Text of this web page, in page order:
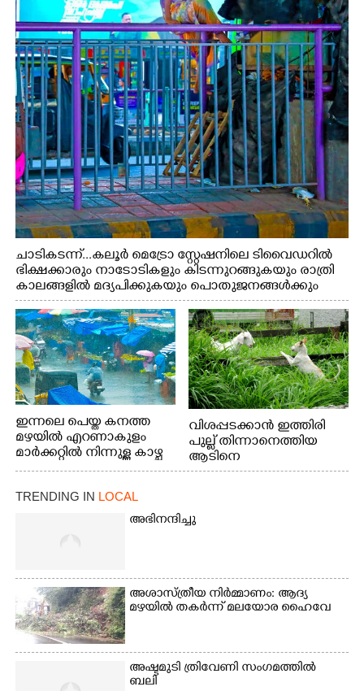
ചാടികടന്ന്...കലൂർ മെട്രോ സ്റ്റേഷനിലെ ടിവൈഡറിൽ
ഭിക്ഷക്കാരും നാടോടികളും കിടന്നുറങ്ങുകയും രാത്രി
കാലങ്ങളിൽ മദ്യപിക്കുകയും പൊതുജനങ്ങൾക്കും
വാഹനത്തിൽ പോകുന്നവർക്കും ബുദ്ധിമുട്ട് ഉണ്ടായ
സാഹചര്യത്തിൽ അധികാരികൾ കമ്പി കൊണ്ട് മറച്ച
വേലി ചാടികടക്കുന്ന നാടോടി സ്ത്രീ
ഇന്നലെ പെയ്ത കനത്ത
മഴയിൽ എറണാകുളം
മാർക്കറ്റിൽ നിന്നുള്ള കാഴ്ച
വിശപ്പടക്കാൻ ഇത്തിരി
പുല്ല് തിന്നാനെത്തിയ
ആടിനെ
ആക്രമിക്കാനൊരുങ്ങുന്ന
വാത്തുരുത്തിയിൽ
TRENDING IN LOCAL
അഭിനന്ദിച്ചു
അശാസ്ത്രീയ നിർമ്മാണം: ആദ്യ
മഴയിൽ തകർന്ന് മലയോര ഹൈവേ
അഷ്ടമുടി ത്രിവേണി സംഗമത്തിൽ
ബലി